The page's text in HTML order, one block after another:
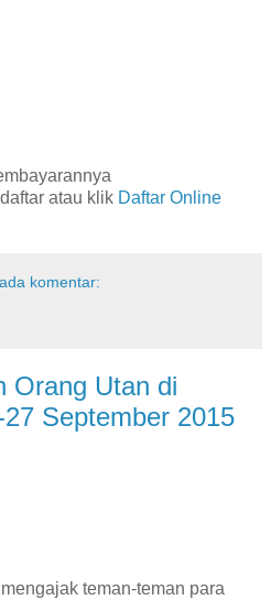
atau klik Daftar Online
komentar:
Orang Utan di
September 2015
teman-teman para